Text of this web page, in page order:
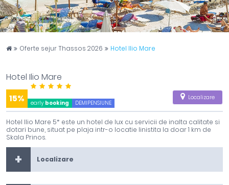
Captain Travel
Oferte sejur Thassos 2026 Hotel Ilio Mare
Hotel Ilio Mare
15%
early booking DEMIPENSIUNE
Localizare
Hotel Ilio Mare 5* este un hotel de lux cu servicii de inalta calitate si
dotari bune, situat pe plaja intr-o locatie linistita la doar 1 km de
Skala Prinos.
Localizare